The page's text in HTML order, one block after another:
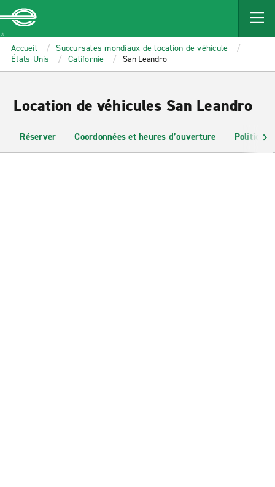
MAIN
CONTENT
Enterprise
Accueil
Succursales mondiaux de location de véhicule
États-Unis
Californie San Leandro
Location de véhicules San Leandro
Réserver Coordonnées et heures d’ouverture Politiques